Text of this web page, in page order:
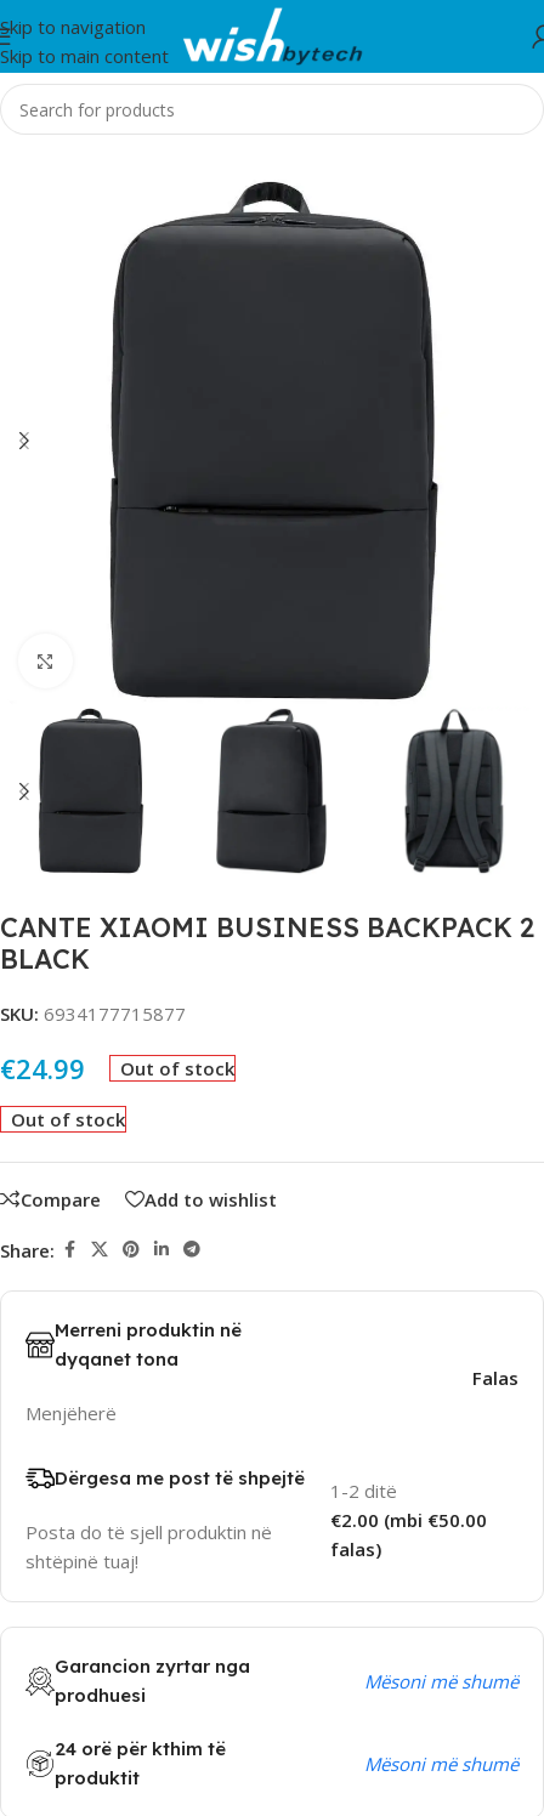
Skip to navigation
Skip to main content
Home/Xiaomi
Click to enlarge
CANTE XIAOMI BUSINESS BACKPACK 2
BLACK
SKU: 6934177715877
€24.99 Out of stock
Out of stock
Compare Add to wishlist
Share:
Merreni produktin në
dyqanet tona
Menjëherë
Falas
Dërgesa me post të shpejtë
Posta do të sjell produktin në
shtëpinë tuaj!
1-2 ditë
€2.00 (mbi €50.00
falas)
Garancion zyrtar nga
prodhuesi
Mësoni më shumë
24 orë për kthim të
produktit
Mësoni më shumë